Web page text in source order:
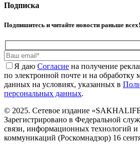
Подписка
Подпишитесь и читайте новости раньше всех!
Я даю Cогласие на получение
по электронной почте и на обработку
данных на условиях, указанных в
персональных данных.
© 2025. Сетевое издание
Зарегистрировано в Федеральной
связи, информационных технологий и
коммуникаций (Роскомнадзор) 16